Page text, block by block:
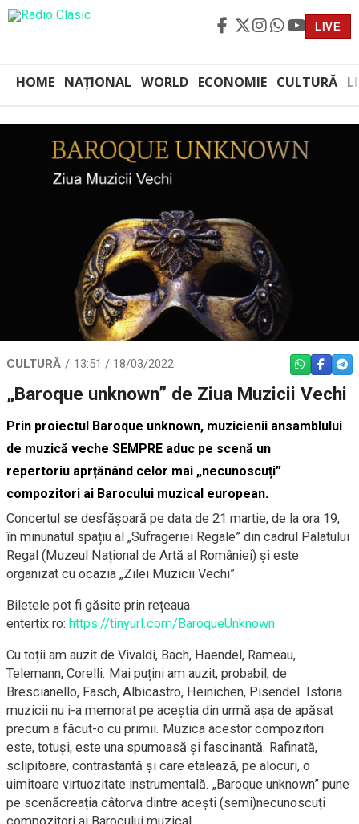
LIVE
HOME NAȚIONAL WORLD ECONOMIE CULTURĂ
CULTURĂ 13:51 / 18/03/2022 WHATSAPP
„Baroque unknown” de Ziua Muzicii Vechi
​Prin proiectul Baroque unknown, muzicienii ansamblului
de muzică veche SEMPRE aduc pe scenă un
repertoriu aprțănând celor mai „necunoscuți”
compozitori ai Barocului muzical european.
​Concertul se desfășoară pe data de 21 martie, de la ora 19,
în minunatul spațiu al „Sufrageriei Regale” din cadrul Palatului
Regal (Muzeul Național de Artă al României) și este
organizat cu ocazia „Zilei Muzicii Vechi”.
​Biletele pot fi găsite prin rețeaua
entertix.ro: https://tinyurl.com/BaroqueUnknown
​Cu toții am auzit de Vivaldi, Bach, Haendel, Rameau,
Telemann, Corelli. Mai puțini am auzit, probabil, de
Brescianello, Fasch, Albicastro, Heinichen, Pisendel. Istoria
muzicii nu i-a memorat pe aceștia din urmă așa de apăsat
precum a făcut-o cu primii. Muzica acestor compozitori
este, totuși, este una spumoasă și fascinantă. Rafinată,
sclipitoare, contrastantă și care etalează, pe alocuri, o
uimitoare virtuozitate instrumentală. „Baroque unknown” pune
pe scenăcreația câtorva dintre acești (semi)necunoscuți